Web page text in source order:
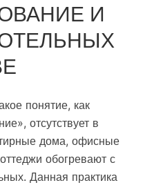
И
понятие, как
отсутствует в
дома, офисные
обогревают с
Данная практика